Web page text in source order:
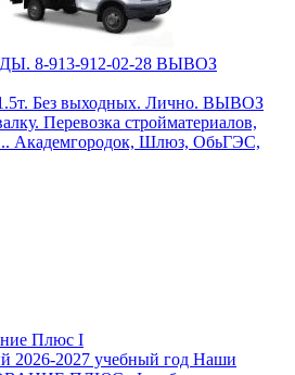
8-913-912-02-28 ВЫВОЗ
1.5т. Без выходных. Лично. ВЫВОЗ
Перевозка стройматериалов,
Академгородок, Шлюз, ОбьГЭС,
Плюс I
2026-2027 учебный год Наши